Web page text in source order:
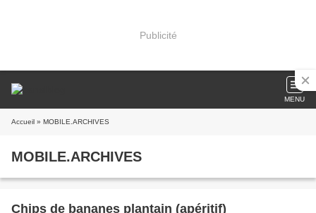
Publicité
MENU
Accueil » MOBILE.ARCHIVES
MOBILE.ARCHIVES
Chips de bananes plantain (apéritif)